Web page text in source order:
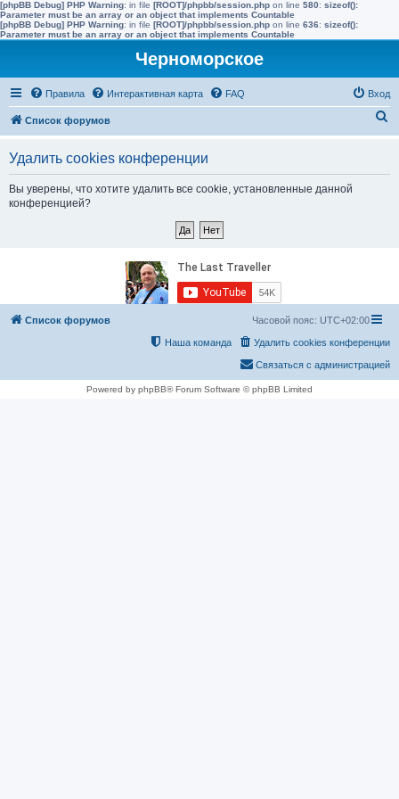
[phpBB Debug] PHP Warning: in file [ROOT]/phpbb/session.php on line 580: sizeof():
Parameter must be an array or an object that implements Countable
[phpBB Debug] PHP Warning: in file [ROOT]/phpbb/session.php on line 636: sizeof():
Parameter must be an array or an object that implements Countable
Черноморское
Правила Интерактивная карта FAQ Вход
Список форумов
Удалить cookies конференции
Вы уверены, что хотите удалить все cookie, установленные данной
конференцией?
Список форумов Часовой пояс: UTC+02:00
Удалить cookies конференции
Наша команда
Связаться с администрацией
Powered by phpBB® Forum Software © phpBB Limited